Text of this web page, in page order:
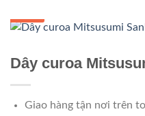
Dây curoa
Giao hàng tận nơi trên